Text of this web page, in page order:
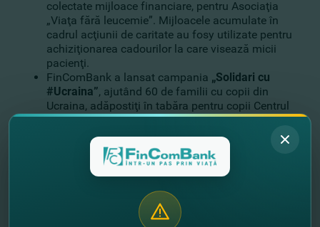
colectate mijloace financiare, pentru Asociaţia
„Viaţa fără leucemie”. Mijloacele acumulate în
cadrul acţiunii de caritate au fosy utilizate pentru
achiziţionarea cadourilor la care visează micii
pacienţi.
FinComBank a lansat campania „Solidari cu
#Ucraina”, ajutând 60 de familii cu copii din
Ucraina, adăpostiţi în tabăra pentru copii Centrul
Creştin „Torţa Credinţei" din s. Carpineni şi 400 de
ucraineni, dintre care 180 de copii, din Centrul
multifuncţional creştin din satul Bălţata, raionul
Criuleni. De asemenea, Banca a transferat
mijloace financiare în contul special, deschis de
Ministerul Finanţelor, pentru a susţine efortul
autorităţilor de a-i ajuta pe cetăţenii ucraineni
ajunşi pe teritoriul ţării noastre.